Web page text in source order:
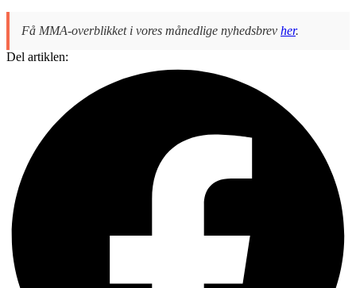
Få MMA-overblikket i vores månedlige nyhedsbrev her.
Del artiklen: